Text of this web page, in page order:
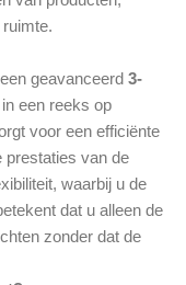
geavanceerd 3-
een reeks op
voor een efficiënte
prestaties van de
waarbij u de
dat u alleen de
zonder dat de